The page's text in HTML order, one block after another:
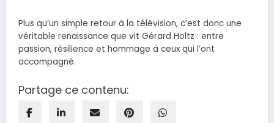
Plus qu’un simple retour à la télévision, c’est donc une
véritable renaissance que vit Gérard Holtz : entre
passion, résilience et hommage à ceux qui l’ont
accompagné.
Partage ce contenu: